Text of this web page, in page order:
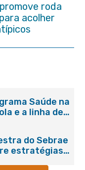
roda
acolher
Saúde na
e a linha de
hanseníase
do Sebrae
estratégias